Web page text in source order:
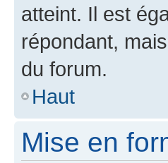
atteint. Il est
répondant,
du forum.
Haut
Mise en